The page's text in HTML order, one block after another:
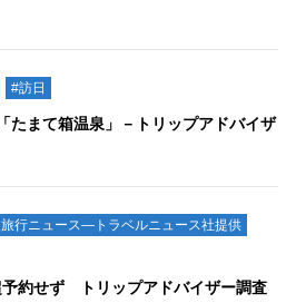
#訪日
たまて箱温泉」－トリップアドバイザ
行ニュース―トラベルニュース社提供
予約せず トリップアドバイザー調査